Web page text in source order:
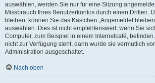
auswählen, werden Sie nur für eine Sitzung
Missbrauch Ihres Benutzerkontos durch einen Dritten.
bleiben, können Sie das Kästchen „Angemeldet
auswählen. Dies ist nicht empfehlenswert, wenn Sie
Computer, zum Beispiel in einem Internetcafé,
nicht zur Verfügung steht, dann wurde sie vermutlich
Administration ausgeschaltet.
Nach oben